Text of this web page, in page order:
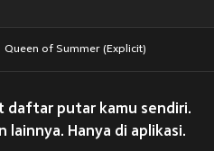
Queen of Summer (Explicit)
daftar putar kamu sendiri.
lainnya. Hanya di aplikasi.